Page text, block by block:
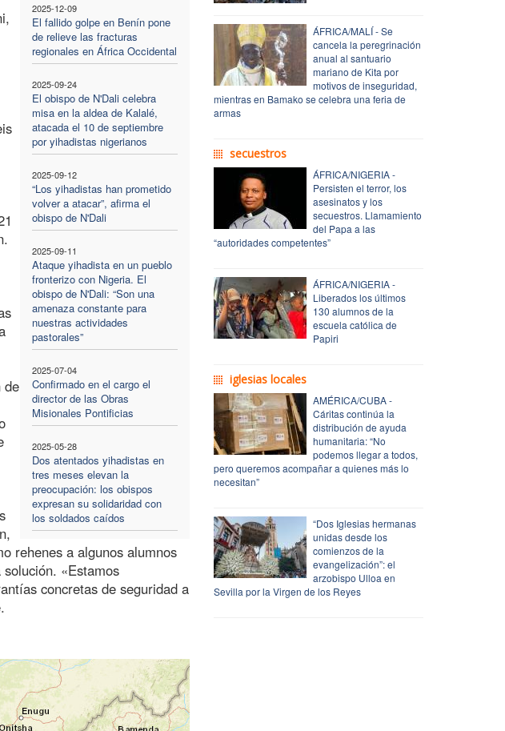
2025-12-09
El fallido golpe en Benín pone
de relieve las fracturas
regionales en África Occidental
2025-09-24
El obispo de N'Dali celebra
misa en la aldea de Kalalé,
atacada el 10 de septiembre
por yihadistas nigerianos
2025-09-12
“Los yihadistas han prometido
volver a atacar”, afirma el
obispo de N'Dali
2025-09-11
Ataque yihadista en un pueblo
fronterizo con Nigeria. El
obispo de N'Dali: “Son una
amenaza constante para
nuestras actividades
pastorales”
2025-07-04
Confirmado en el cargo el
director de las Obras
Misionales Pontificias
2025-05-28
Dos atentados yihadistas en
tres meses elevan la
preocupación: los obispos
expresan su solidaridad con
los soldados caídos
de
rehenes a algunos alumnos
«Estamos
concretas de seguridad a
ÁFRICA/MALÍ - Se
cancela la peregrinación
anual al santuario
mariano de Kita por
motivos de inseguridad,
mientras en Bamako se celebra una feria de
armas
secuestros
ÁFRICA/NIGERIA -
Persisten el terror, los
asesinatos y los
secuestros. Llamamiento
del Papa a las
“autoridades competentes”
ÁFRICA/NIGERIA -
Liberados los últimos
130 alumnos de la
escuela católica de
Papiri
iglesias locales
AMÉRICA/CUBA -
Cáritas continúa la
distribución de ayuda
humanitaria: “No
podemos llegar a todos,
pero queremos acompañar a quienes más lo
necesitan”
“Dos Iglesias hermanas
unidas desde los
comienzos de la
evangelización”: el
arzobispo Ulloa en
Sevilla por la Virgen de los Reyes